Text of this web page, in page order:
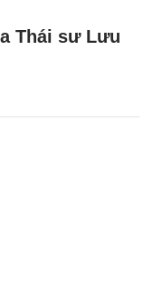
Thái sư Lưu